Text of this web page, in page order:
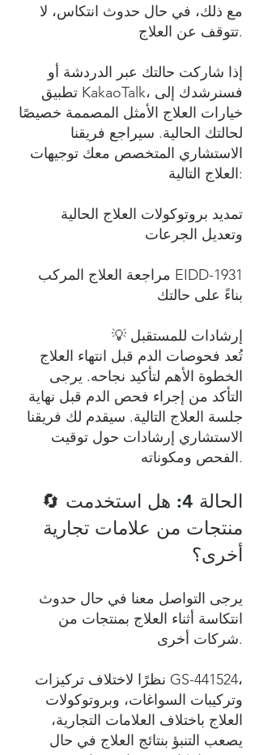
مع ذلك، في حال حدوث انتكاس، لا
تتوقف عن العلاج.
إذا شاركت حالتك عبر الدردشة أو
تطبيق KakaoTalk، فسنرشدك إلى
خيارات العلاج الأمثل المصممة خصيصًا
لحالتك الحالية. سيراجع فريقنا
الاستشاري المتخصص معك توجيهات
العلاج التالية:
تمديد بروتوكولات العلاج الحالية
وتعديل الجرعات
مراجعة العلاج المركب EIDD-1931
بناءً على حالتك
💡 إرشادات للمستقبل
تُعد فحوصات الدم قبل انتهاء العلاج
الخطوة الأهم لتأكيد نجاحه. يرجى
التأكد من إجراء فحص الدم قبل نهاية
جلسة العلاج التالية. سيقدم لك فريقنا
الاستشاري إرشادات حول توقيت
الفحص ومكوناته.
🔄 الحالة 4: هل استخدمت
منتجات من علامات تجارية
أخرى؟
يرجى التواصل معنا في حال حدوث
انتكاسة أثناء العلاج بمنتجات من
شركات أخرى.
نظرًا لاختلاف تركيزات GS-441524،
وتركيبات السواغات، وبروتوكولات
العلاج باختلاف العلامات التجارية،
يصعب التنبؤ بنتائج العلاج في حال